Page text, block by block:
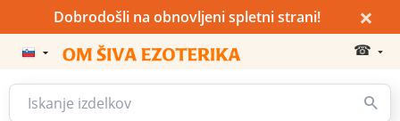
Dobrodošli na obnovljeni spletni strani! ×
☎